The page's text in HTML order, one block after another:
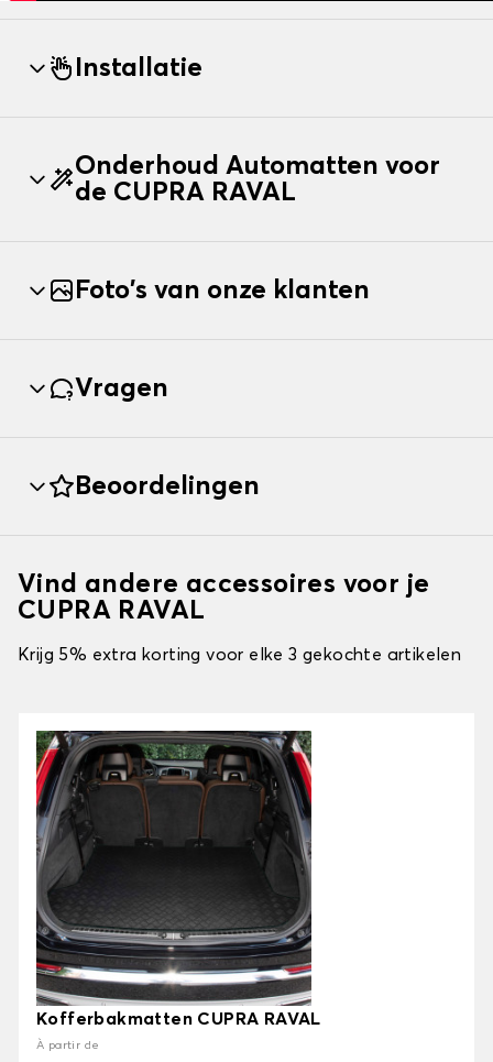
Installatie
Onderhoud Automatten voor
de CUPRA RAVAL
Foto's van onze klanten
Vragen
Beoordelingen
Vind andere accessoires voor je
CUPRA RAVAL
Krijg 5% extra korting voor elke 3 gekochte artikelen
Kofferbakmatten CUPRA RAVAL
À partir de